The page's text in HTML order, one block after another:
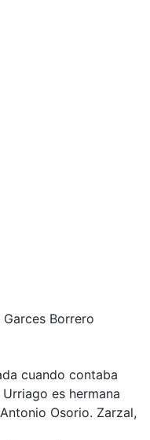
Borrero
cuando contaba
es hermana
Osorio. Zarzal,